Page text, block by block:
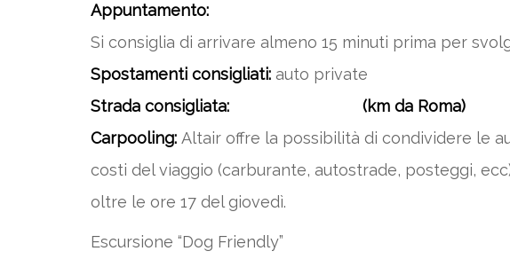
Appuntamento:
Si consiglia di arrivare almeno 15 minuti prima per
Spostamenti consigliati: auto private
Strada consigliata: (km da Roma)
Carpooling: Altair offre la possibilità di condividere le
costi del viaggio (carburante, autostrade, posteggi,
oltre le ore 17 del giovedì.
Escursione “Dog Friendly”